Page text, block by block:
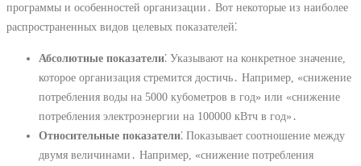
программы и особенностей организации․ Вот некоторые из наиболее
распространенных видов целевых показателей⁚
Абсолютные показатели⁚ Указывают на конкретное значение,
которое организация стремится достичь․ Например, «снижение
потребления воды на 5000 кубометров в год» или «снижение
потребления электроэнергии на 100000 кВтч в год»․
Относительные показатели⁚ Показывает соотношение между
двумя величинами․ Например, «снижение потребления